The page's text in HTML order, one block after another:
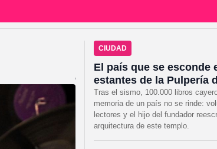
Caracas:
existe y un
CIUDAD
El país que se esconde
estantes de la Pulpería
Tras el sismo, 100.000 libros
memoria de un país no se rinde:
lectores y el hijo del fundador
arquitectura de este templo.